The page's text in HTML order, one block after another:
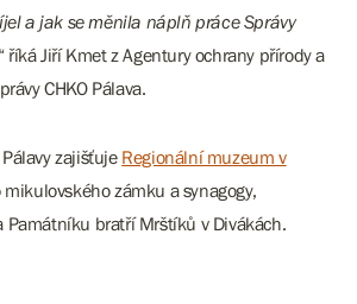
a jak se měnila náplň práce Správy
říká Jiří Kmet z Agentury ochrany přírody a
CHKO Pálava.
zajišťuje Regionální muzeum v
zámku a synagogy,
Památníku bratří Mrštíků v Divákách.